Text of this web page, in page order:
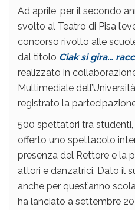
Ad aprile, per il secondo
svolto al Teatro di Pisa
concorso rivolto alle
dal titolo Ciak si gira…
realizzato in
Multimediale
registrato la
500 spettatori tra
offerto uno spettacolo
presenza del Rettore e la
attori e danzatrici. Dato il
anche per quest’anno
ha lanciato a settembre